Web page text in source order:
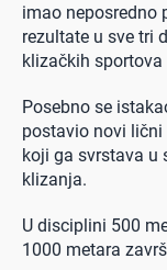
imao neposredno
rezultate u sve tri
klizačkih sportova
Posebno se
postavio novi lični
koji ga svrstava u
klizanja.
U disciplini 500
1000 metara